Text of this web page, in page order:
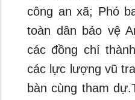
công an xã; Phó
toàn dân bảo vệ
các đồng chí
các lực lượng vũ
bàn cùng tham